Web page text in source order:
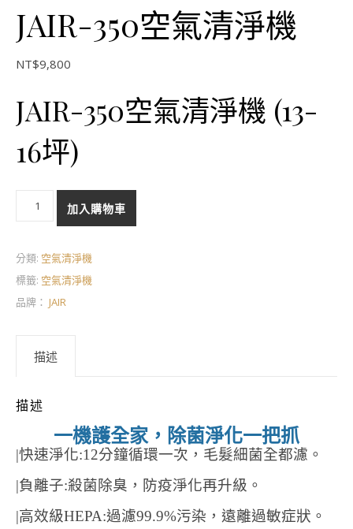
JAIR-350空氣清淨機
NT$9,800
JAIR-350空氣清淨機 (13-
16坪)
加入購物車
分類: 空氣清淨機
標籤: 空氣清淨機
品牌： JAIR
描述
描述
一機護全家，除菌淨化一把抓
|快速淨化:12分鐘循環一次，毛髮細菌全都濾。
|負離子:殺菌除臭，防疫淨化再升級。
|高效級HEPA:過濾99.9%污染，遠離過敏症狀。